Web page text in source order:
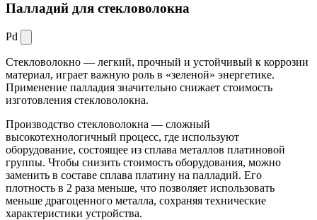
Палладий для стекловолокна
Pd
Стекловолокно — легкий, прочный и устойчивый к коррозии
материал, играет важную роль в «зеленой» энергетике.
Применение палладия значительно снижает стоимость
изготовления стекловолокна.
Производство стекловолокна — сложный
высокотехнологичный процесс, где используют
оборудование, состоящее из сплава металлов платиновой
группы. Чтобы снизить стоимость оборудования, можно
заменить в составе сплава платину на палладий. Его
плотность в 2 раза меньше, что позволяет использовать
меньше драгоценного металла, сохраняя технические
характеристики устройства.